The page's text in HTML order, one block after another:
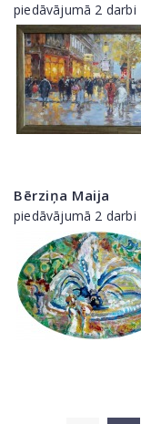
piedāvājumā 2 darbi
Bērziņa Maija
piedāvājumā 2 darbi